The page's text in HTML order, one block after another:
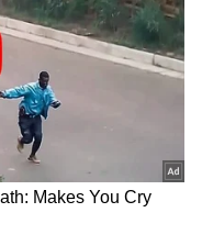
ಪಾಪ ಅವನ
News),
ಮಾಹಿತಿ ಒಂದೇ
ನ್ಯೂಸ್ ಅಧಿಕೃತ
ಅಪ್‌ಡೇಟ್